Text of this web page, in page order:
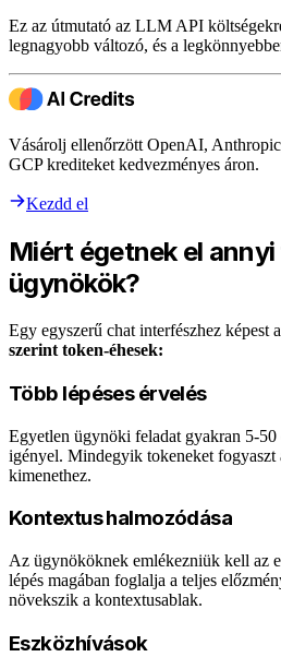
Ez az útmutató az LLM API
legnagyobb változó, és a
Vásárolj ellenőrzött OpenAI,
GCP krediteket kedvezményes áron.
Kezdd el
Miért égetnek el
ügynökök?
Egy egyszerű chat interfészhez képest
szerint token-éhesek:
Több lépéses érvelés
Egyetlen ügynöki feladat gyakran 5-
igényel. Mindegyik tokeneket fogyaszt
kimenethez.
Kontextus halmozódása
Az ügynököknek emlékezniük kell az
lépés magában foglalja a teljes
növekszik a kontextusablak.
Eszközhívások